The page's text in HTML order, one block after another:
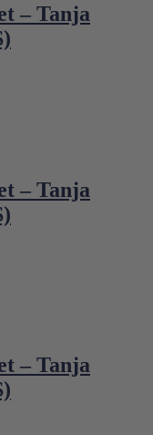
– Tanja
– Tanja
– Tanja